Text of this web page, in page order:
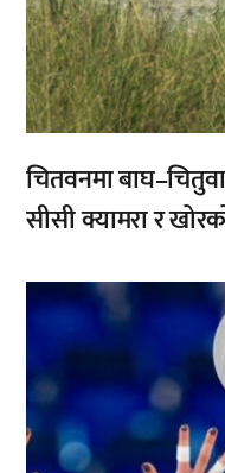
चितवनमा
सीसी क्यामरा र
,